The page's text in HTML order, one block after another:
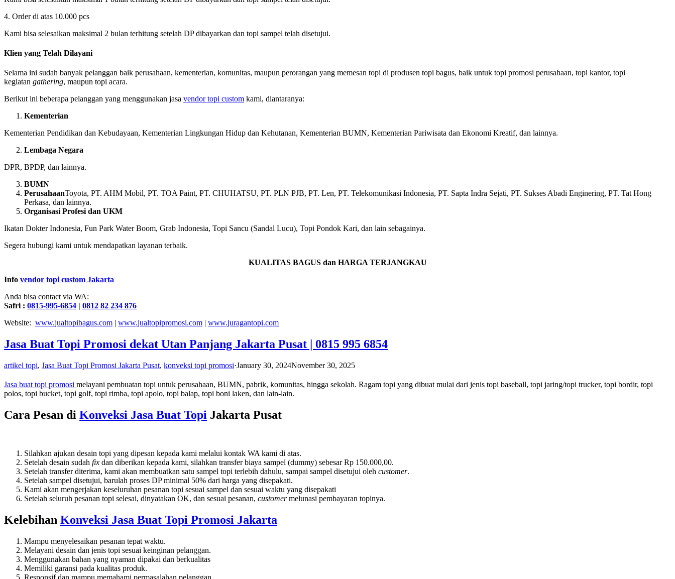
4. Order di atas 10.000 pcs
Kami bisa selesaikan maksimal 2 bulan terhitung setelah DP dibayarkan dan topi sampel telah disetujui.
Klien yang Telah Dilayani
Selama ini sudah banyak pelanggan baik perusahaan, kementerian, komunitas, maupun perorangan yang memesan topi di produsen topi bagus, baik untuk topi promosi perusahaan, topi kantor, topi
kegiatan gathering, maupun topi acara.
Berikut ini beberapa pelanggan yang menggunakan jasa vendor topi custom kami, diantaranya:
Kementerian
Kementerian Pendidikan dan Kebudayaan, Kementerian Lingkungan Hidup dan Kehutanan, Kementerian BUMN, Kementerian Pariwisata dan Ekonomi Kreatif, dan lainnya.
Lembaga Negara
DPR, BPDP, dan lainnya.
BUMN
PerusahaanToyota, PT. AHM Mobil, PT. TOA Paint, PT. CHUHATSU, PT. PLN PJB, PT. Len, PT. Telekomunikasi Indonesia, PT. Sapta Indra Sejati, PT. Sukses Abadi Enginering, PT. Tat Hong
Perkasa, dan lainnya.
Organisasi Profesi dan UKM
Ikatan Dokter Indonesia, Fun Park Water Boom, Grab Indonesia, Topi Sancu (Sandal Lucu), Topi Pondok Kari, dan lain sebagainya.
Segera hubungi kami untuk mendapatkan layanan terbaik.
KUALITAS BAGUS dan HARGA TERJANGKAU
Info vendor topi custom Jakarta
Anda bisa contact via WA:
Safri : 0815-995-6854 | 0812 82 234 876
Website: www.jualtopibagus.com | www.jualtopipromosi.com | www.juragantopi.com
Jasa Buat Topi Promosi dekat Utan Panjang Jakarta Pusat | 0815 995 6854
artikel topi, Jasa Buat Topi Promosi Jakarta Pusat, konveksi topi promosi·January 30, 2024November 30, 2025
Jasa buat topi promosi melayani pembuatan topi untuk perusahaan, BUMN, pabrik, komunitas, hingga sekolah. Ragam topi yang dibuat mulai dari jenis topi baseball, topi jaring/topi trucker, topi bordir, topi
polos, topi bucket, topi golf, topi rimba, topi apolo, topi balap, topi boni laken, dan lain-lain.
Cara Pesan di Konveksi Jasa Buat Topi Jakarta Pusat
Silahkan ajukan desain topi yang dipesan kepada kami melalui kontak WA kami di atas.
Setelah desain sudah fix dan diberikan kepada kami, silahkan transfer biaya sampel (dummy) sebesar Rp 150.000,00.
Setelah transfer diterima, kami akan membuatkan satu sampel topi terlebih dahulu, sampai sampel disetujui oleh customer.
Setelah sampel disetujui, barulah proses DP minimal 50% dari harga yang disepakati.
Kami akan mengerjakan keseluruhan pesanan topi sesuai sampel dan sesuai waktu yang disepakati
Setelah seluruh pesanan topi selesai, dinyatakan OK, dan sesuai pesanan, customermelunasi pembayaran topinya.
Kelebihan Konveksi Jasa Buat Topi Promosi Jakarta
Mampu menyelesaikan pesanan tepat waktu.
Melayani desain dan jenis topi sesuai keinginan pelanggan.
Menggunakan bahan yang nyaman dipakai dan berkualitas
Memiliki garansi pada kualitas produk.
Responsif dan mampu memahami permasalahan pelanggan.